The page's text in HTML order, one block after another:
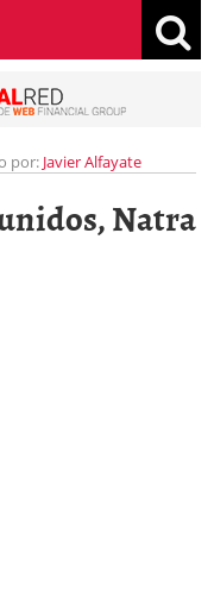
por: Javier Alfayate
Natra